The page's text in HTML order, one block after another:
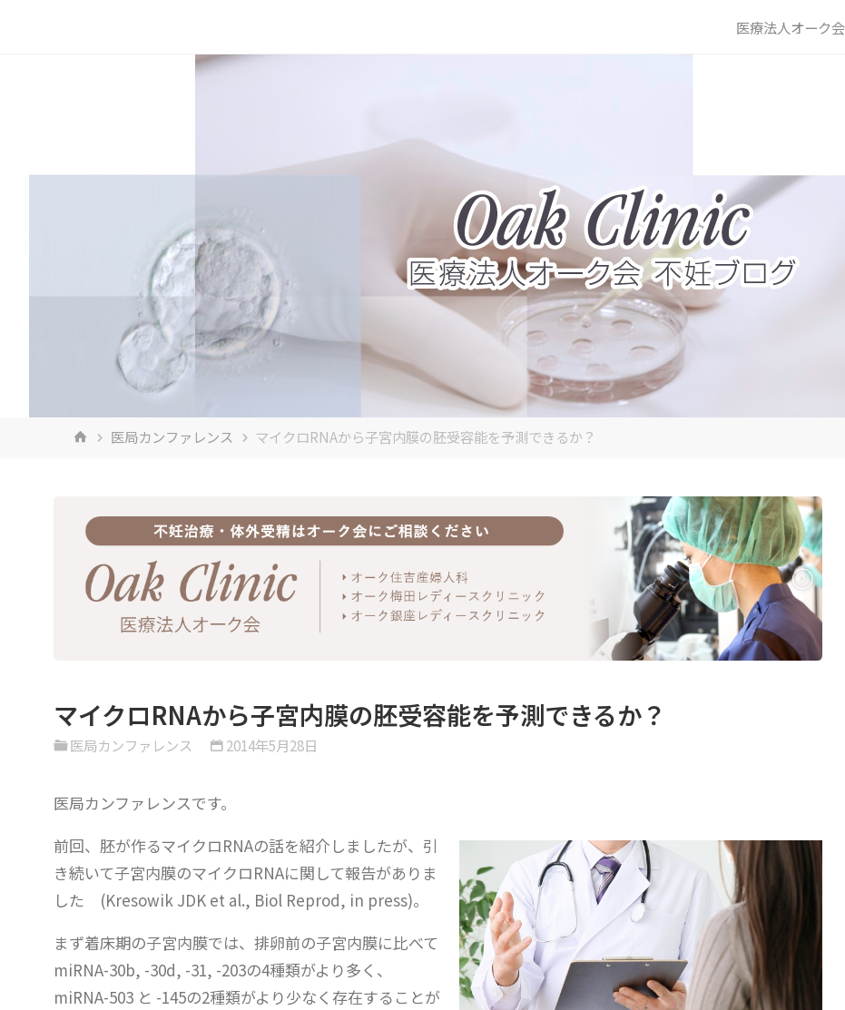
医療法人オーク
ホ 医局カンファレンス マイクロRNAから子宮内膜の胚受容能を予測できるか？
マイクロRNAから子宮内膜の胚受容能を予測できるか？
医局カンファレンス 2014年5月28日
医局カンファレンスです。
前回、胚が作るマイクロRNAの話を紹介しましたが、引
き続いて子宮内膜のマイクロRNAに関して報告がありま
した (Kresowik JDK et al., Biol Reprod, in press)。
まず着床期の子宮内膜では、排卵前の子宮内膜に比べて
miRNA-30b, -30d, -31, -203の4種類がより多く、
miRNA-503 と -145の2種類がより少なく存在することが